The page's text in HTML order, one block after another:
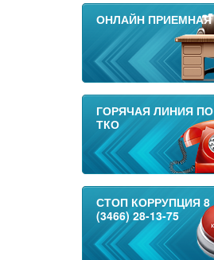
ОНЛАЙН ПРИЕМНАЯ
ГОРЯЧАЯ ЛИНИЯ ПО
ТКО
СТОП КОРРУПЦИЯ 8
(3466) 28-13-75